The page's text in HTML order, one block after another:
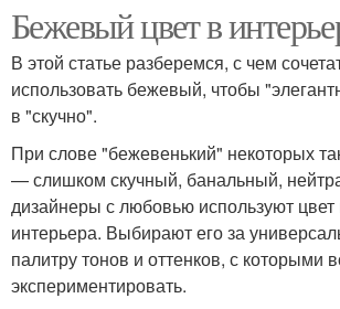
Бежевый цвет в
В этой статье разберемся, с чем
использовать бежевый, чтобы
в "скучно".
При слове "бежевенький" некоторых
— слишком скучный, банальный,
дизайнеры с любовью используют цвет
интерьера. Выбирают его за
палитру тонов и оттенков, с которыми
экспериментировать.